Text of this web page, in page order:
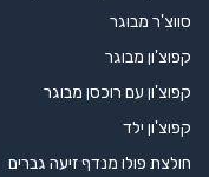
סווצ'ר מבוגר
קפוצ'ון מבוגר
קפוצ'ון עם רוכסן מבוגר
קפוצ'ון ילד
חולצת פולו מנדף זיעה גברים